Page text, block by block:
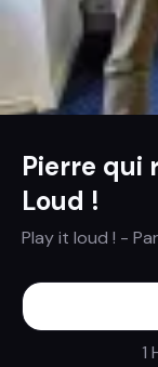
Pierre qui
Loud !
Play it loud ! - Par
1